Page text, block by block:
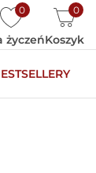
0
życzeń
0
Koszyk